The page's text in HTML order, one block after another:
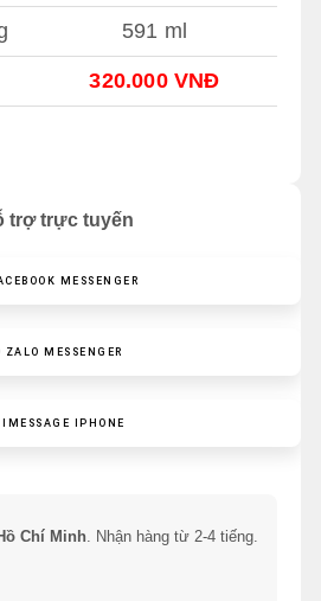
trợ trực tuyến
MESSENGER
ZALO MESSENGER
IMESSAGE IPHONE
Chí Minh. Nhận hàng từ 2-4 tiếng.
591 ml
320.000 VNĐ